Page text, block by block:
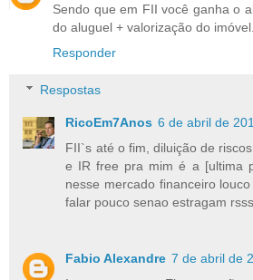
Sendo que em FII você ganha o
do aluguel + valorização do imóvel.
Responder
Respostas
RicoEm7Anos 6 de abril de
FII`s até o fim, diluição de
e IR free pra mim é a [ultima
nesse mercado financeiro
falar pouco senao estragam rsss
Fabio Alexandre 7 de abril de